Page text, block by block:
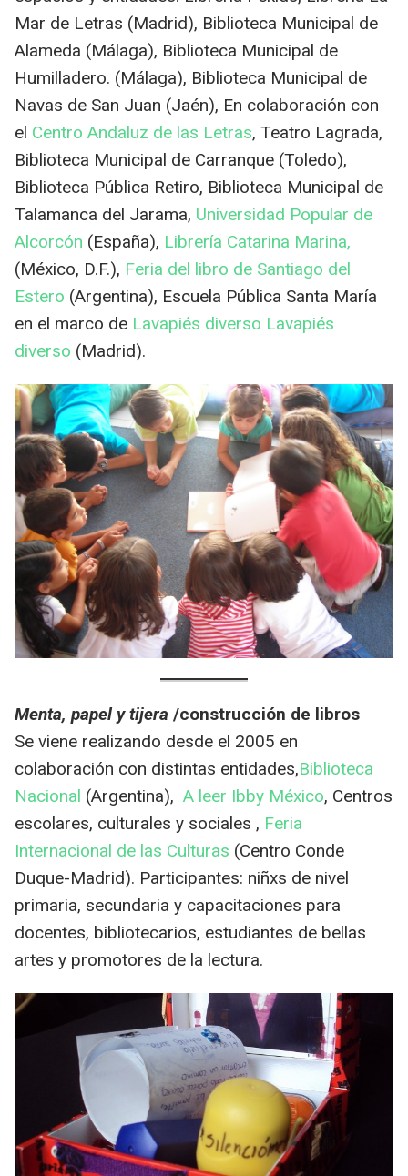
Mar de Letras (Madrid), Biblioteca Municipal de
Alameda (Málaga), Biblioteca Municipal de
Humilladero. (Málaga), Biblioteca Municipal de
Navas de San Juan (Jaén), En colaboración con
el Centro Andaluz de las Letras, Teatro Lagrada,
Biblioteca Municipal de Carranque (Toledo),
Biblioteca Pública Retiro, Biblioteca Municipal de
Talamanca del Jarama, Universidad Popular de
Alcorcón (España), Librería Catarina Marina,
(México, D.F.), Feria del libro de Santiago del
Estero (Argentina), Escuela Pública Santa María
en el marco de Lavapiés diverso Lavapiés
diverso (Madrid).
Menta, papel y tijera /construcción de libros
Se viene realizando desde el 2005 en
colaboración con distintas entidades,Biblioteca
Nacional (Argentina), A leer Ibby México, Centros
escolares, culturales y sociales , Feria
Internacional de las Culturas (Centro Conde
Duque-Madrid). Participantes: niñxs de nivel
primaria, secundaria y capacitaciones para
docentes, bibliotecarios, estudiantes de bellas
artes y promotores de la lectura.